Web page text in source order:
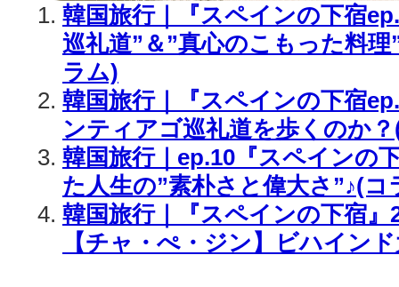
韓国旅行｜『スペインの下宿
巡礼道”＆”真心のこもった料
ラム)
韓国旅行｜『スペインの下宿
ンティアゴ巡礼道を歩くのか
韓国旅行｜ep.10『スペインの
た人生の”素朴さと偉大さ”♪(コ
韓国旅行｜『スペインの下宿
【チャ・ぺ・ジン】ビハイン